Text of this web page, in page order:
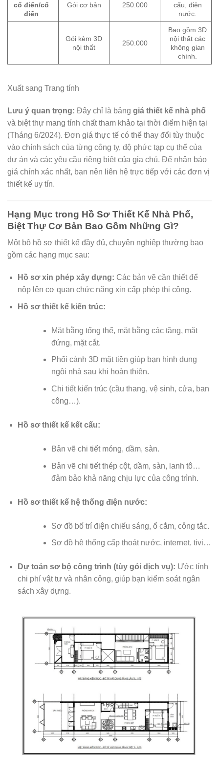
cổ điển/cổ
điển
Gói cơ bản 250.000
cấu, điện
nước.
Gói kèm 3D
nội thất
250.000
Bao gồm 3D
nội thất các
không gian
chính.
Xuất sang Trang tính
Lưu ý quan trọng: Đây chỉ là bảng giá thiết kế nhà phố
và biệt thự mang tính chất tham khảo tại thời điểm hiện tại
(Tháng 6/2024). Đơn giá thực tế có thể thay đổi tùy thuộc
vào chính sách của từng công ty, độ phức tạp cụ thể của
dự án và các yêu cầu riêng biệt của gia chủ. Để nhận báo
giá chính xác nhất, bạn nên liên hệ trực tiếp với các đơn vị
thiết kế uy tín.
Hạng Mục trong Hồ Sơ Thiết Kế Nhà Phố,
Biệt Thự Cơ Bản Bao Gồm Những Gì?
Một bộ hồ sơ thiết kế đầy đủ, chuyên nghiệp thường bao
gồm các hạng mục sau:
Hồ sơ xin phép xây dựng: Các bản vẽ cần thiết để
nộp lên cơ quan chức năng xin cấp phép thi công.
Hồ sơ thiết kế kiến trúc:
Mặt bằng tổng thể, mặt bằng các tầng, mặt
đứng, mặt cắt.
Phối cảnh 3D mặt tiền giúp bạn hình dung
ngôi nhà sau khi hoàn thiện.
Chi tiết kiến trúc (cầu thang, vệ sinh, cửa, ban
công…).
Hồ sơ thiết kế kết cấu:
Bản vẽ chi tiết móng, dầm, sàn.
Bản vẽ chi tiết thép cột, dầm, sàn, lanh tô…
đảm bảo khả năng chịu lực của công trình.
Hồ sơ thiết kế hệ thống điện nước:
Sơ đồ bố trí điện chiếu sáng, ổ cắm, công tắc.
Sơ đồ hệ thống cấp thoát nước, internet, tivi…
Dự toán sơ bộ công trình (tùy gói dịch vụ): Ước tính
chi phí vật tư và nhân công, giúp bạn kiểm soát ngân
sách xây dựng.